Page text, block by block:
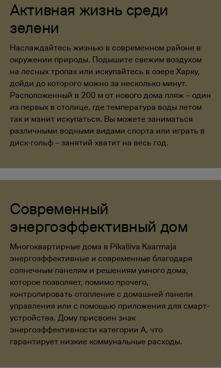
Активная жизнь среди
зелени
Наслаждайтесь жизнью в современном районе в
окружении природы. Подышите свежим воздухом
на лесных тропах или искупайтесь в озере Харку,
дойди до которого можно за несколько минут.
Расположенный в 200 м от нового дома пляж – один
из первых в столице, где температура воды летом
так и манит искупаться. Вы можете заниматься
различными водными видами спорта или играть в
диск-гольф – занятий хватит на весь год.
Современный
энергоэффективный дом
Многоквартирные дома в Pikaliiva Kaarmaja
энергоэффективные и современные благодаря
солнечным панелям и решениям умного дома,
которое позволяет, помимо прочего,
контролировать отопление с домашней панели
управления или с помощью приложения для смарт-
устройства. Дому присвоен знак
энергоэффективности категории A, что
гарантирует низкие коммунальные расходы.